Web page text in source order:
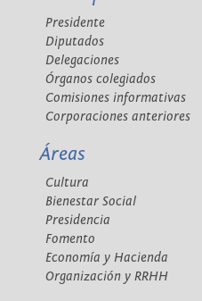
Presidente
Diputados
Delegaciones
Órganos colegiados
Comisiones informativas
Corporaciones anteriores
Áreas
Cultura
Bienestar Social
Presidencia
Fomento
Economía y Hacienda
Organización y RRHH